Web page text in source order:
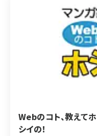
Webのコト、教えてホ
シイの！